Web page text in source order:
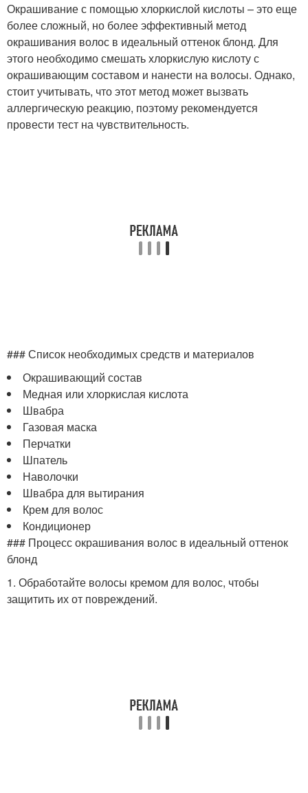
Окрашивание с помощью хлоркислой кислоты – это еще
более сложный, но более эффективный метод
окрашивания волос в идеальный оттенок блонд. Для
этого необходимо смешать хлоркислую кислоту с
окрашивающим составом и нанести на волосы. Однако,
стоит учитывать, что этот метод может вызвать
аллергическую реакцию, поэтому рекомендуется
провести тест на чувствительность.
### Список необходимых средств и материалов
Окрашивающий состав
Медная или хлоркислая кислота
Швабра
Газовая маска
Перчатки
Шпатель
Наволочки
Швабра для вытирания
Крем для волос
Кондиционер
### Процесс окрашивания волос в идеальный оттенок
блонд
1. Обработайте волосы кремом для волос, чтобы
защитить их от повреждений.